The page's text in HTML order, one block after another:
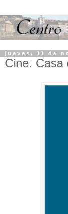
jueves, 11 de
Cine. Casa